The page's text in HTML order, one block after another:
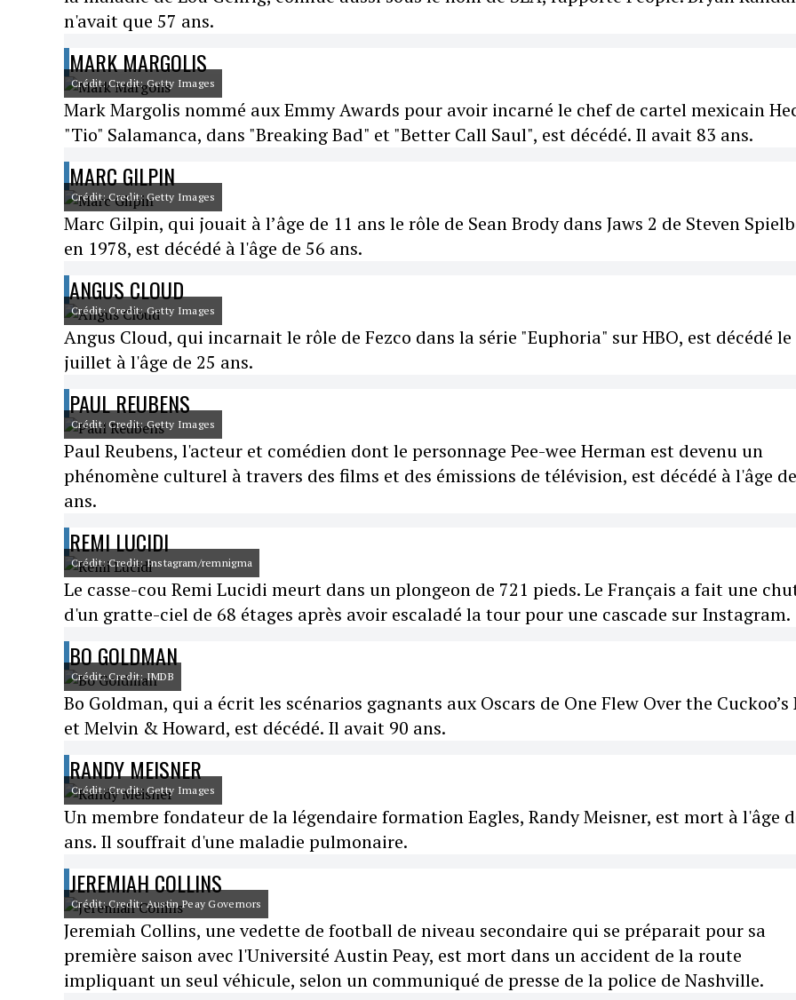
n'avait que 57 ans.
MARK MARGOLIS
Crédit: Credit: Getty Images
Mark Margolis nommé aux Emmy Awards pour avoir incarné le chef de cartel mexicain
"Tio" Salamanca, dans "Breaking Bad" et "Better Call Saul", est décédé. Il avait 83 ans.
MARC GILPIN
Crédit: Credit: Getty Images
Marc Gilpin, qui jouait à l’âge de 11 ans le rôle de Sean Brody dans Jaws 2 de Steven
en 1978, est décédé à l'âge de 56 ans.
ANGUS CLOUD
Crédit: Credit: Getty Images
Angus Cloud, qui incarnait le rôle de Fezco dans la série "Euphoria" sur HBO, est décédé le
juillet à l'âge de 25 ans.
PAUL REUBENS
Crédit: Credit: Getty Images
Paul Reubens, l'acteur et comédien dont le personnage Pee-wee Herman est devenu un
phénomène culturel à travers des films et des émissions de télévision, est décédé à l'âge
ans.
REMI LUCIDI
Crédit: Credit: Instagram/remnigma
Le casse-cou Remi Lucidi meurt dans un plongeon de 721 pieds. Le Français a fait une
d'un gratte-ciel de 68 étages après avoir escaladé la tour pour une cascade sur Instagram.
BO GOLDMAN
Crédit: Credit: IMDB
Bo Goldman, qui a écrit les scénarios gagnants aux Oscars de One Flew Over the Cuckoo’s
et Melvin & Howard, est décédé. Il avait 90 ans.
RANDY MEISNER
Crédit: Credit: Getty Images
Un membre fondateur de la légendaire formation Eagles, Randy Meisner, est mort à l'âge
ans. Il souffrait d'une maladie pulmonaire.
JEREMIAH COLLINS
Crédit: Credit: Austin Peay Governors
Jeremiah Collins, une vedette de football de niveau secondaire qui se préparait pour sa
première saison avec l'Université Austin Peay, est mort dans un accident de la route
impliquant un seul véhicule, selon un communiqué de presse de la police de Nashville.